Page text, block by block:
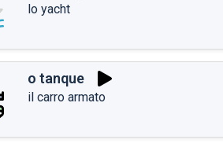
lo yacht
o tanque
il carro armato